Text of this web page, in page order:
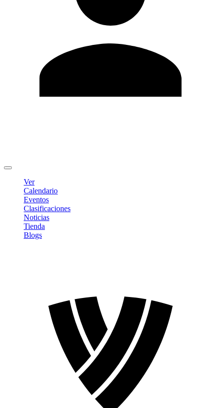
Ver
Calendario
Eventos
Clasificaciones
Noticias
Tienda
Blogs